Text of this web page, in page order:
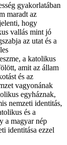
gyakorlatában
maradt az
hogy
vallás mint jó
az utat és a
a katolikus
amit az állam
és az
vagyonának
egyháznak,
nemzeti identitás,
és a
a magyar nép
identitása ezzel